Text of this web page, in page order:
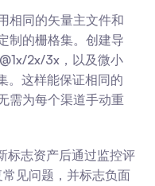
相同的矢量主文件和
制的栅格集。创建导
2x/3x，以及微小
。这样能保证相同的
需为每个渠道手动重
标志资产后通过监控评
见问题，并标志负面